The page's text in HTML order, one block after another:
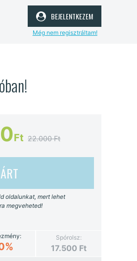
bejelentkezem
Még nem regisztráltam!
Ft 22.000 Ft
oldalunkat, mert lehet
megveheted!
Spórolsz:
17.500 Ft